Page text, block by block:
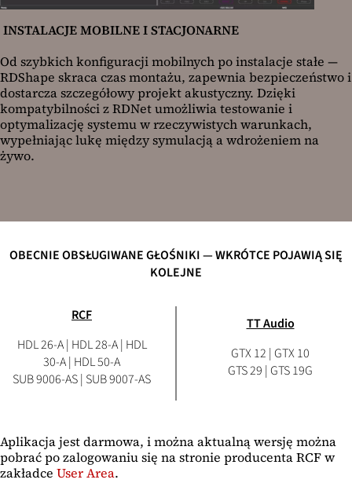
INSTALACJE MOBILNE I STACJONARNE
Od szybkich konfiguracji mobilnych po instalacje stałe —
RDShape skraca czas montażu, zapewnia bezpieczeństwo i
dostarcza szczegółowy projekt akustyczny. Dzięki
kompatybilności z RDNet umożliwia testowanie i
optymalizację systemu w rzeczywistych warunkach,
wypełniając lukę między symulacją a wdrożeniem na
żywo.
OBECNIE OBSŁUGIWANE GŁOŚNIKI — WKRÓTCE POJAWIĄ SIĘ
KOLEJNE
RCF
HDL 26-A | HDL 28-A | HDL
30-A | HDL 50-A
SUB 9006-AS | SUB 9007-AS
TT Audio
GTX 12 | GTX 10
GTS 29 | GTS 19G
Aplikacja jest darmowa, i można aktualną wersję można
pobrać po zalogowaniu się na stronie producenta RCF w
zakładce User Area.